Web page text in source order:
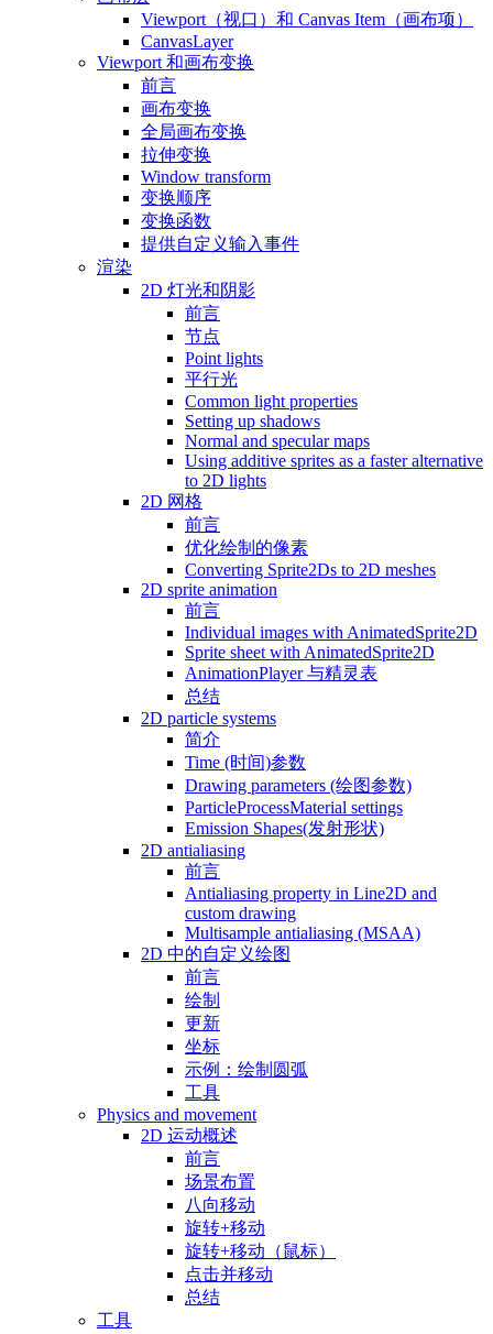
Viewport（视口）和 Canvas Item（画布项）
CanvasLayer
Viewport 和画布变换
前言
画布变换
全局画布变换
拉伸变换
Window transform
变换顺序
变换函数
提供自定义输入事件
渲染
2D 灯光和阴影
前言
节点
Point lights
平行光
Common light properties
Setting up shadows
Normal and specular maps
Using additive sprites as a faster alternative
to 2D lights
2D 网格
前言
优化绘制的像素
Converting Sprite2Ds to 2D meshes
2D sprite animation
前言
Individual images with AnimatedSprite2D
Sprite sheet with AnimatedSprite2D
AnimationPlayer 与精灵表
总结
2D particle systems
简介
Time (时间)参数
Drawing parameters (绘图参数)
ParticleProcessMaterial settings
Emission Shapes(发射形状)
2D antialiasing
前言
Antialiasing property in Line2D and
custom drawing
Multisample antialiasing (MSAA)
2D 中的自定义绘图
前言
绘制
更新
坐标
示例：绘制圆弧
工具
Physics and movement
2D 运动概述
前言
场景布置
八向移动
旋转+移动
旋转+移动（鼠标）
点击并移动
总结
工具